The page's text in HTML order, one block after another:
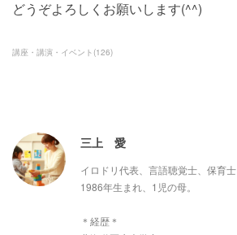
どうぞよろしくお願いします(^^)
講座・講演・イベント (126)
三上 愛
イロドリ代表、言語聴覚士、保育士
1986年生まれ、1児の母。
＊経歴＊